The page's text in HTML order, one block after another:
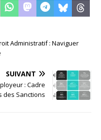
Administratif : Naviguer
SUIVANT
: Cadre
des Sanctions